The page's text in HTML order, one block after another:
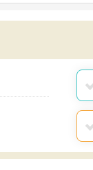
あれば自学自習で
からず辞めること